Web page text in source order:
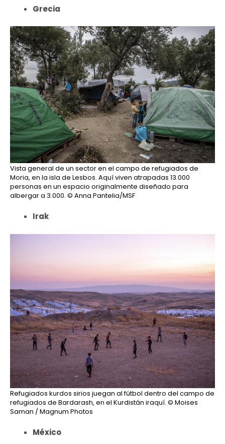
Grecia
Vista general de un sector en el campo de refugiados de
Moria, en la isla de Lesbos. Aquí viven atrapadas 13.000
personas en un espacio originalmente diseñado para
albergar a 3.000. © Anna Pantelia/MSF
Irak
Refugiados kurdos sirios juegan al fútbol dentro del campo de
refugiados de Bardarash, en el Kurdistán iraquí. © Moises
Saman / Magnum Photos
México